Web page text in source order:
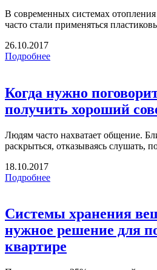
В современных системах
часто стали применяться
26.10.2017
Подробнее
Когда нужно
получить хороший
Людям часто нахватает общение.
раскрыться, отказываясь слушать,
18.10.2017
Подробнее
Системы хранения
нужное решение для
квартире